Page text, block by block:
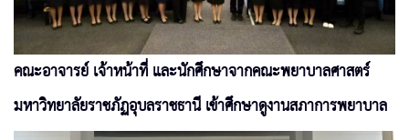
คณะอาจารย์ เจ้าหน้าที่ และนักศึกษาจากคณะพยาบาลศาสตร์
มหาวิทยาลัยราชภัฏอุบลราชธานี เข้าศึกษาดูงานสภาการพยาบาล